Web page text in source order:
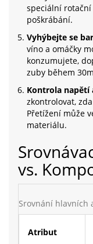
speciální rotační
poškrábání.
Vyhýbejte se
víno a omáčky
konzumujete,
zuby během
Kontrola napětí
zkontrolovat,
Přetížení může
materiálu.
vs.
Srovnání hlavních
Atribut